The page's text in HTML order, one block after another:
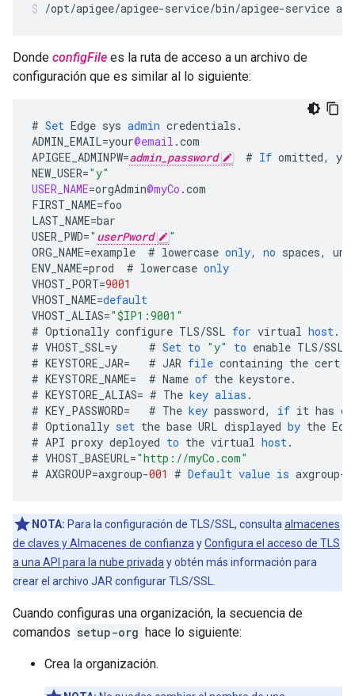
/opt/apigee/apigee-service/bin/apigee-service
Donde configFile es la ruta de acceso a un archivo de
configuración que es similar al lo siguiente:
# Set Edge sys admin credentials .
ADMIN_EMAIL=your@email .com
APIGEE_ADMINPW=admin_password # If omitted,
you
NEW_USER="y"
USER_NAME=orgAdmin@myCo .com
FIRST_NAME=foo
LAST_NAME=bar
USER_PWD=" userPword
"
ORG_NAME=example # lowercase only, no spaces,
ENV_NAME=prod # lowercase only
VHOST_PORT=9001
VHOST_NAME=default
VHOST_ALIAS="$IP1:9001"
# Optionally configure TLS/SSL for virtual host.
# VHOST_SSL=y # Set to "y" to enable TLS/SSL
# KEYSTORE_JAR= # JAR file containing the cert
# KEYSTORE_NAME= # Name of the keystore.
# KEYSTORE_ALIAS= # The key alias .
# KEY_PASSWORD= # The key password, if it has
# Optionally set the base URL displayed by the
# API proxy deployed to the virtual host.
# VHOST_BASEURL="http://myCo.com"
# AXGROUP=axgroup-001 # Default value is axgroup-
NOTA: Para la configuración de TLS/SSL, consulta almacenes
de claves y Almacenes de confianza yConfigura el acceso de TLS
a una API para la nube privada y obtén más información para
crear el archivo JAR configurar TLS/SSL.
Cuando configuras una organización, la secuencia de
comandos setup-org hace lo siguiente:
Crea la organización.